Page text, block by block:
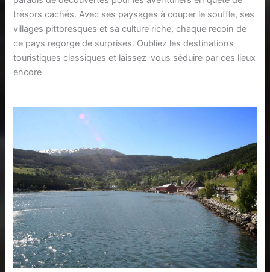
trésors cachés. Avec ses paysages à couper le souffle, ses
villages pittoresques et sa culture riche, chaque recoin de
ce pays regorge de surprises. Oubliez les destinations
touristiques classiques et laissez-vous séduire par ces lieux
encore